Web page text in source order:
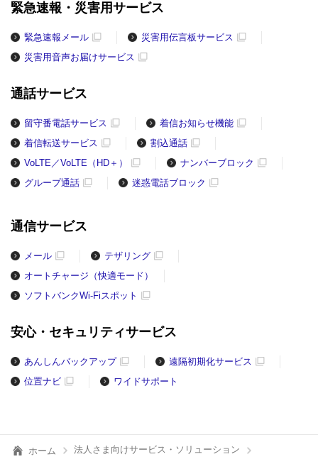
緊急速報・災害用サービス
緊急速報メール
災害用伝言板サービス
災害用音声お届けサービス
通話サービス
留守番電話サービス
着信お知らせ機能
着信転送サービス
割込通話
VoLTE／VoLTE（HD＋）
ナンバーブロック
グループ通話
迷惑電話ブロック
通信サービス
メール
テザリング
オートチャージ（快適モード）
ソフトバンクWi-Fiスポット
安心・セキュリティサービス
あんしんバックアップ
遠隔初期化サービス
位置ナビ
ワイドサポート
ホーム 法人さま向けサービス・ソリューション